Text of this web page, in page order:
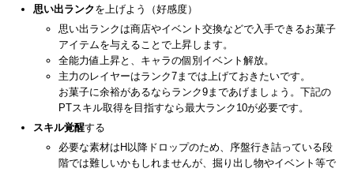
思い出ランクを上げよう（好感度）
思い出ランクは商店やイベント交換などで入手できるお菓子
アイテムを与えることで上昇します。
全能力値上昇と、キャラの個別イベント解放。
主力のレイヤーはランク7までは上げておきたいです。
お菓子に余裕があるならランク9まであげましょう。下記の
PTスキル取得を目指すなら最大ランク10が必要です。
スキル覚醒する
必要な素材はH以降ドロップのため、序盤行き詰っている段
階では難しいかもしれませんが、掘り出し物やイベント等で